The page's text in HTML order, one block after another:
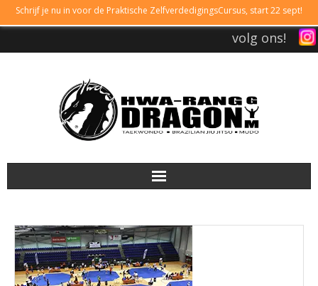
Schrijf je nu in voor de Praktische ZelfverdedigingsCursus, start 22 sept!
volg ons!
LESTIJDEN
LIDMAATSCHAP